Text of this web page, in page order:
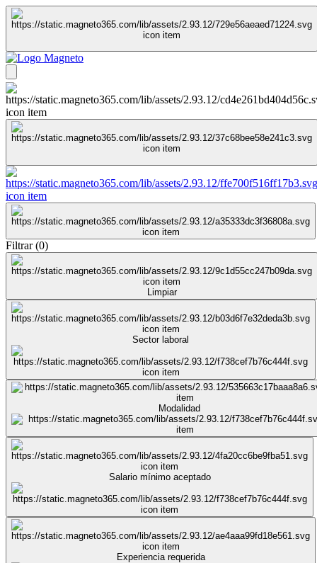
Filtrar(0)
Limpiar
Sector laboral
Modalidad
Salario mínimo aceptado
Experiencia requerida